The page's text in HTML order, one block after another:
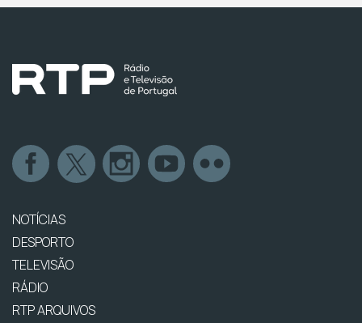
NOTÍCIAS
DESPORTO
TELEVISÃO
RÁDIO
RTP ARQUIVOS